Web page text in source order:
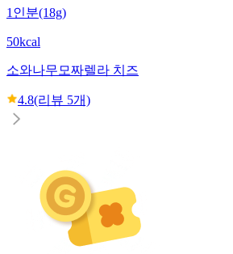
1인분(18g)
50kcal
소와나무 모짜렐라 치즈
4.8(리뷰 5개)